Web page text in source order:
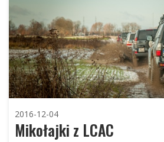
2016-12-04
Mikołajki z LCAC